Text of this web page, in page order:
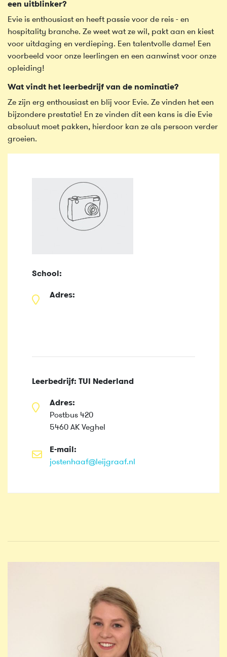
een uitblinker?
Evie is enthousiast en heeft passie voor de reis - en
hospitality branche. Ze weet wat ze wil, pakt aan en kiest
voor uitdaging en verdieping. Een talentvolle dame! Een
voorbeeld voor onze leerlingen en een aanwinst voor onze
opleiding!
Wat vindt het leerbedrijf van de nominatie?
Ze zijn erg enthousiast en blij voor Evie. Ze vinden het een
bijzondere prestatie! En ze vinden dit een kans is die Evie
absoluut moet pakken, hierdoor kan ze als persoon verder
groeien.
School:
Adres:
Leerbedrijf: TUI Nederland
Adres:
Postbus 420
5460 AK Veghel
E-mail:
jostenhaaf@leijgraaf.nl